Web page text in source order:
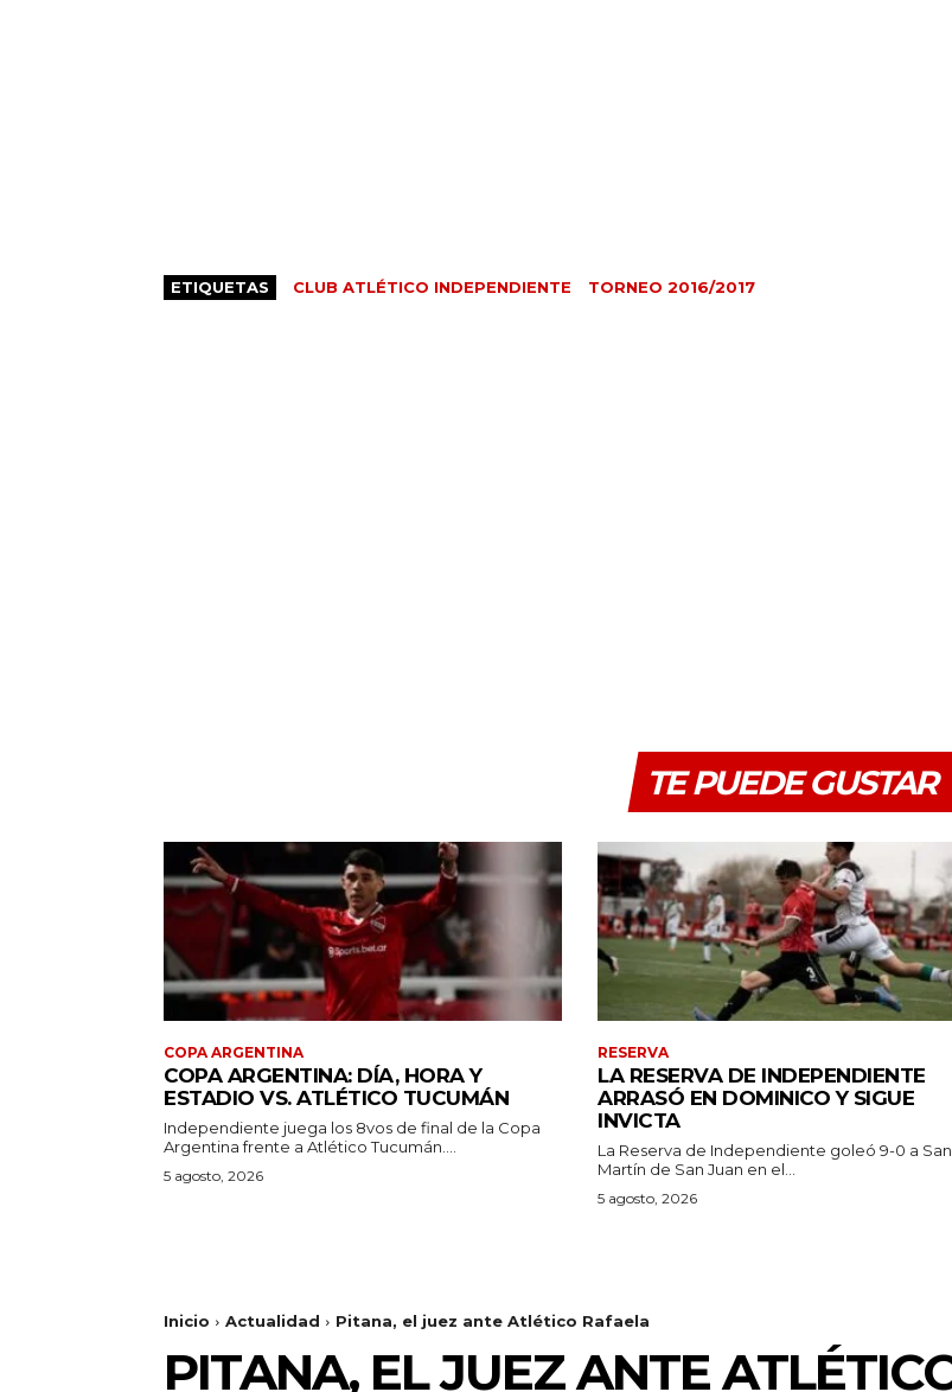
ETIQUETAS CLUB ATLÉTICO INDEPENDIENTE TORNEO 2016/2017
TE PUEDE GUSTAR
COPA ARGENTINA
COPA ARGENTINA: DÍA, HORA Y
ESTADIO VS. ATLÉTICO TUCUMÁN
Independiente juega los 8vos de final de la Copa
Argentina frente a Atlético Tucumán....
5 agosto, 2026
RESERVA
LA RESERVA DE INDEPENDIENTE
ARRASÓ EN DOMINICO Y SIGUE
INVICTA
La Reserva de Independiente goleó 9-0 a San
Martín de San Juan en el...
5 agosto, 2026